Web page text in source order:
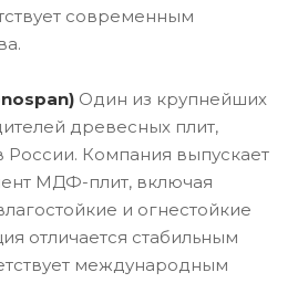
современным
Один из крупнейших
древесных плит,
Компания выпускает
МДФ-плит, включая
и огнестойкие
отличается стабильным
международным